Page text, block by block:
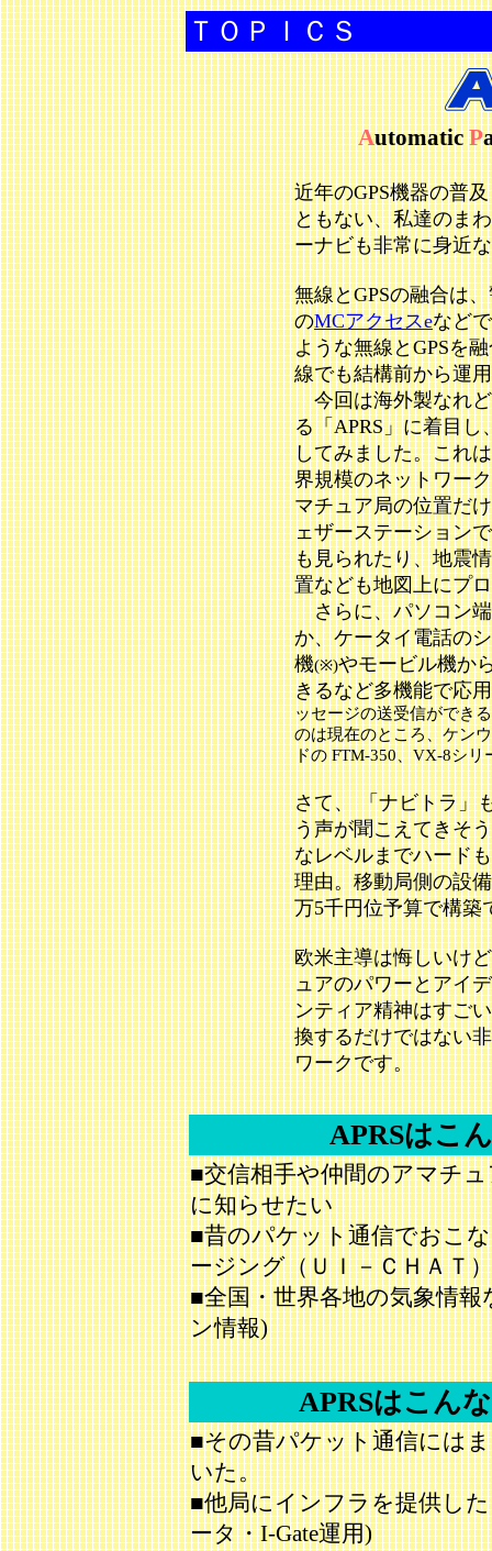
ＴＯＰＩＣＳ
AutomaticP
近年のGPS機器の普
ともない、私達のま
ーナビも非常に身近
無線とGPSの融合は
のMCアクセスeなど
ような無線とGPSを
線でも結構前から運
今回は海外製なれど
る「APRS」に着目
してみました。これ
界規模のネットワー
マチュア局の位置だ
ェザーステーション
も見られたり、地震
置なども地図上にプ
さらに、パソコン端
か、ケータイ電話の
機(※)やモービル機か
きるなど多機能で応
ッセージの送受信ができ
のは現在のところ、ケン
ドの FTM-350、VX-8シリ
さて、 「ナビトラ」
う声が聞こえてきそ
なレベルまでハード
理由。移動局側の設
万5千円位予算で構築
欧米主導は悔しいけ
ュアのパワーとアイ
ンティア精神はすご
換するだけではない
ワークです。
APRSはこ
■交信相手や仲間のアマチ
に知らせたい
■昔のパケット通信でおこ
ージング（ＵＩ－ＣＨＡＴ
■全国・世界各地の気象情
ン情報)
APRSはこん
■その昔パケット通信には
いた。
■他局にインフラを提供し
ータ・I-Gate運用)